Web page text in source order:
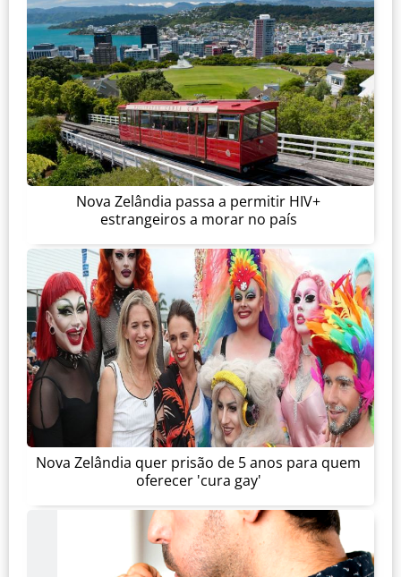
Nova Zelândia passa a permitir HIV+
estrangeiros a morar no país
Nova Zelândia quer prisão de 5 anos para quem
oferecer 'cura gay'